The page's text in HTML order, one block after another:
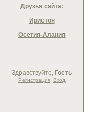
Друзья сайта:
Иристон
Осетия-Алания
Здравствуйте, Гость
Регистрация| Вход